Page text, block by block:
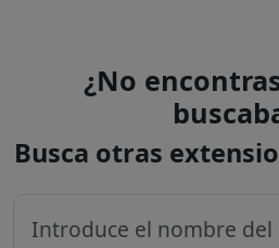
¿No
Busca otras